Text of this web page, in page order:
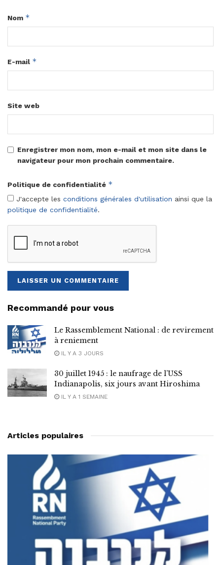
Nom *
E-mail *
Site web
Enregistrer mon nom, mon e-mail et mon site dans le
navigateur pour mon prochain commentaire.
Politique de confidentialité *
J'accepte les conditions générales d'utilisation ainsi que la
politique de confidentialité.
Recommandé pour vous
Le Rassemblement National : de revirement
à reniement
IL Y A 3 JOURS
30 juillet 1945 : le naufrage de l’USS
Indianapolis, six jours avant Hiroshima
IL Y A 1 SEMAINE
Articles populaires